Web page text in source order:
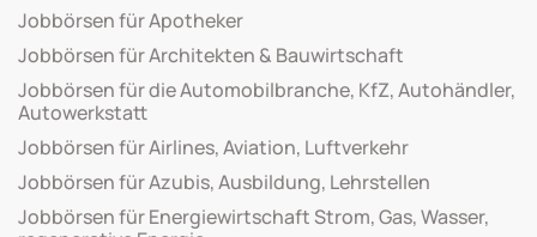
Jobbörsen für Apotheker
Jobbörsen für Architekten & Bauwirtschaft
Jobbörsen für die Automobilbranche, KfZ, Autohändler,
Autowerkstatt
Jobbörsen für Airlines, Aviation, Luftverkehr
Jobbörsen für Azubis, Ausbildung, Lehrstellen
Jobbörsen für Energiewirtschaft Strom, Gas, Wasser,